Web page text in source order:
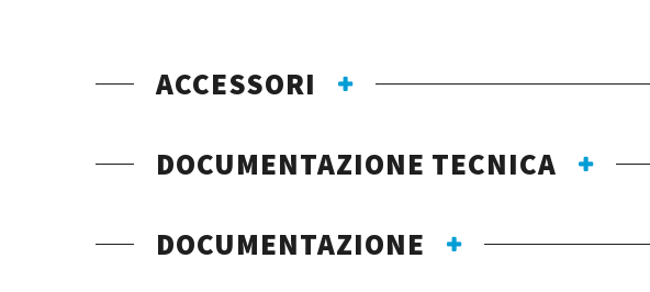
ACCESSORI
DOCUMENTAZIONE TECNICA
DOCUMENTAZIONE